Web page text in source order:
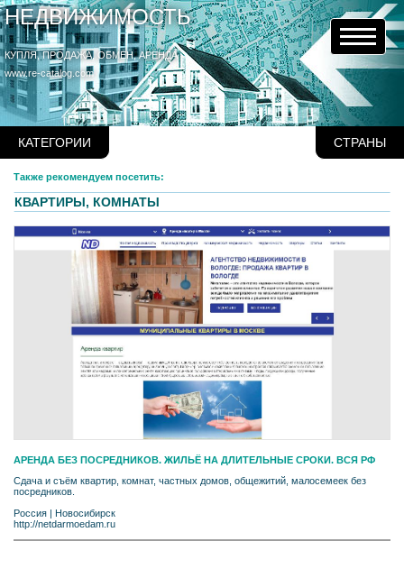
НЕДВИЖИМОСТЬ
КУПЛЯ, ПРОДАЖА, ОБМЕН, АРЕНДА
www.re-catalog.com
КАТЕГОРИИ СТРАНЫ
Также рекомендуем посетить:
КВАРТИРЫ, КОМНАТЫ
АРЕНДА БЕЗ ПОСРЕДНИКОВ. ЖИЛЬЁ НА ДЛИТЕЛЬНЫЕ СРОКИ. ВСЯ РФ
Сдача и съём квартир, комнат, частных домов, общежитий, малосемеек без
посредников.
Россия
Новосибирск
http://netdarmoedam.ru